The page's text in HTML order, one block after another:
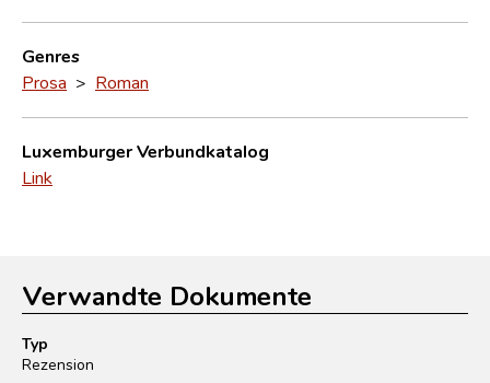
Genres
Prosa > Roman
Luxemburger Verbundkatalog
Link
Verwandte Dokumente
Typ
Rezension